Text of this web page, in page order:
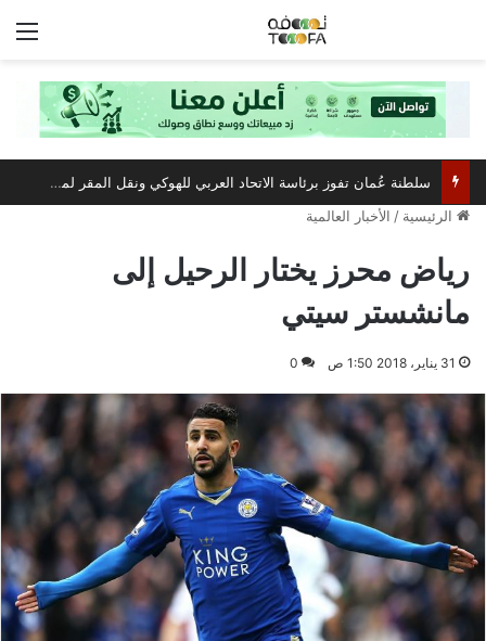
سلطنة عُمان تفوز برئاسة الاتحاد العربي للهوكي ونقل المقر لمسقط
الرئيسية / الأخبار العالمية
رياض محرز يختار الرحيل إلى
مانشستر سيتي
31 يناير، 2018 1:50 ص 0